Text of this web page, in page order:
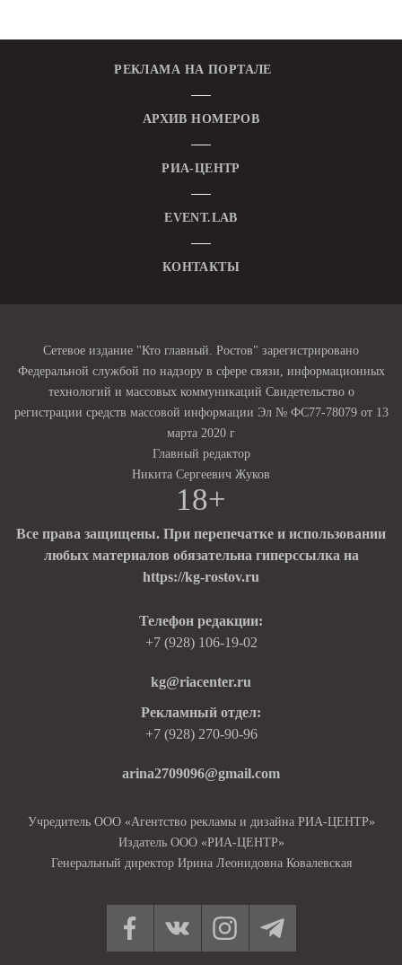
РЕКЛАМА НА ПОРТАЛЕ
АРХИВ НОМЕРОВ
РИА-ЦЕНТР
EVENT.LAB
КОНТАКТЫ
Сетевое издание "Кто главный. Ростов" зарегистрировано
Федеральной службой по надзору в сфере связи, информационных
технологий и массовых коммуникаций Свидетельство о
регистрации средств массовой информации Эл № ФС77-78079 от 13
марта 2020 г
Главный редактор
Никита Сергеевич Жуков
18+
Все права защищены. При перепечатке и использовании
любых материалов обязательна гиперссылка на
https://kg-rostov.ru
Телефон редакции:
+7 (928) 106-19-02
kg@riacenter.ru
Рекламный отдел:
+7 (928) 270-90-96
arina2709096@gmail.com
Учредитель ООО «Агентство рекламы и дизайна РИА-ЦЕНТР»
Издатель ООО «РИА-ЦЕНТР»
Генеральный директор Ирина Леонидовна Ковалевская